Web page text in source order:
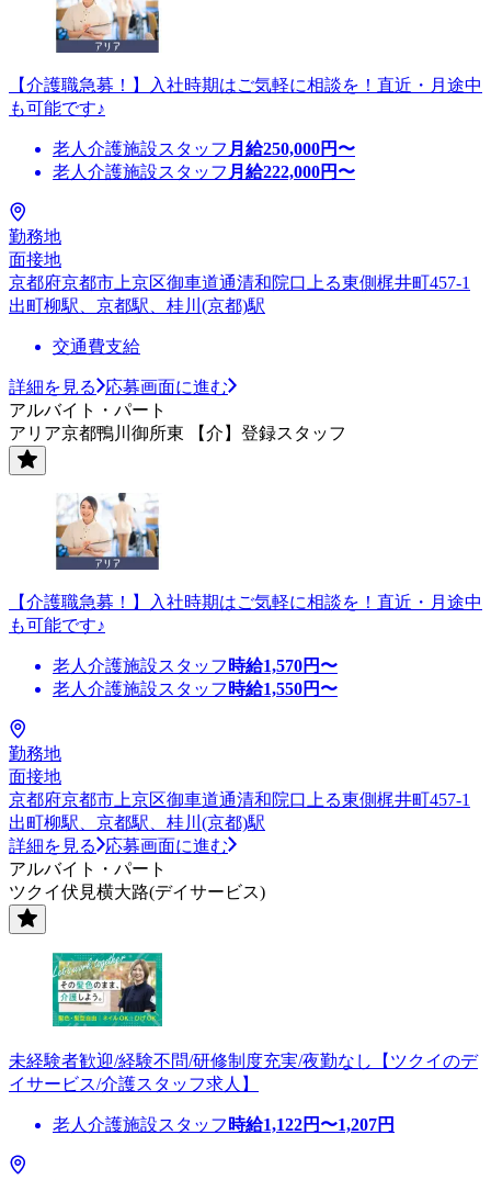
【介護職急募！】入社時期はご気軽に相談を！直近・月途中
も可能です♪
老人介護施設スタッフ 月給250,000円〜
老人介護施設スタッフ 月給222,000円〜
勤務地
面接地
京都府京都市上京区御車道通清和院口上る東側梶井町457-1
出町柳駅、京都駅、桂川(京都)駅
交通費支給
詳細を見る
応募画面に進む
アルバイト・パート
アリア京都鴨川御所東 【介】登録スタッフ
【介護職急募！】入社時期はご気軽に相談を！直近・月途中
も可能です♪
老人介護施設スタッフ 時給1,570円〜
老人介護施設スタッフ 時給1,550円〜
勤務地
面接地
京都府京都市上京区御車道通清和院口上る東側梶井町457-1
出町柳駅、京都駅、桂川(京都)駅
詳細を見る
応募画面に進む
アルバイト・パート
ツクイ伏見横大路(デイサービス)
未経験者歓迎/経験不問/研修制度充実/夜勤なし【ツクイのデ
イサービス/介護スタッフ求人】
老人介護施設スタッフ 時給1,122円〜1,207円